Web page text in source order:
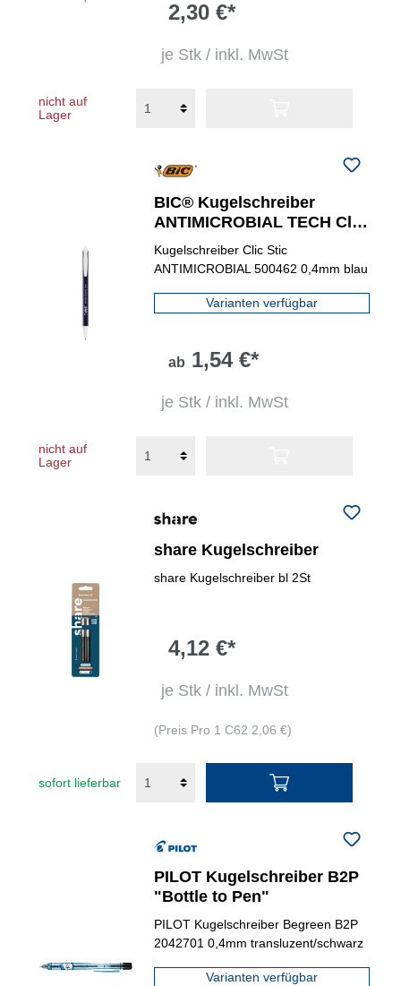
2,30 €*
je Stk / inkl. MwSt
nicht auf
Lager
BIC® Kugelschreiber
ANTIMICROBIAL TECH Clic
Stic®
Kugelschreiber Clic Stic
ANTIMICROBIAL 500462 0,4mm blau
Varianten verfügbar
ab 1,54 €*
je Stk / inkl. MwSt
nicht auf
Lager
share Kugelschreiber
share Kugelschreiber bl 2St
4,12 €*
je Stk / inkl. MwSt
(Preis Pro 1 C62 2,06 €)
sofort lieferbar
PILOT Kugelschreiber B2P
"Bottle to Pen"
PILOT Kugelschreiber Begreen B2P
2042701 0,4mm transluzent/schwarz
Varianten verfügbar